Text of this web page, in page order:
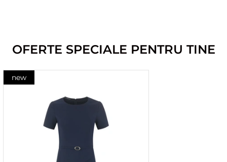
OFERTE SPECIALE PENTRU TINE
new